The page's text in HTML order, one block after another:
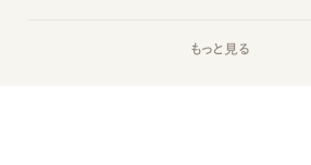
もっと見る